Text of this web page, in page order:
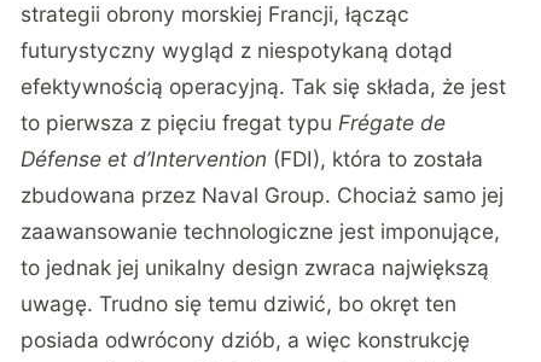
strategii obrony morskiej Francji, łącząc
futurystyczny wygląd z niespotykaną dotąd
efektywnością operacyjną. Tak się składa, że jest
to pierwsza z pięciu fregat typu Frégate de
Défense et d’Intervention (FDI), która to została
zbudowana przez Naval Group. Chociaż samo jej
zaawansowanie technologiczne jest imponujące,
to jednak jej unikalny design zwraca największą
uwagę. Trudno się temu dziwić, bo okręt ten
posiada odwrócony dziób, a więc konstrukcję